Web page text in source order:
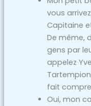
vous
Capitaine
De même,
gens par
appelez
fait
Oui, mon